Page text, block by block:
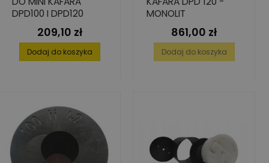
DPD100 I DPD120
Cena
209,10 zł
Dodaj do koszyka
MONOLIT
Cena
861,00 zł
Dodaj do koszyka